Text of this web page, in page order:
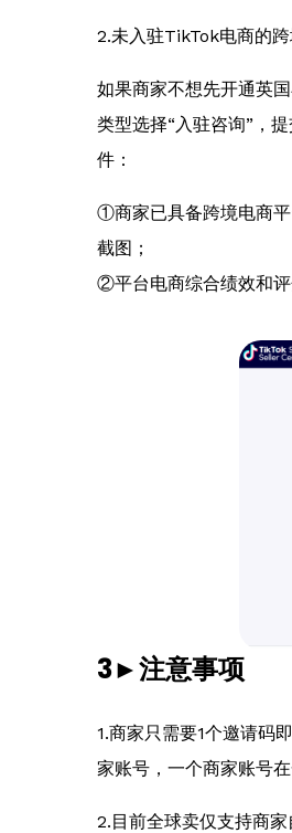
2.未入驻TikTok电商的
如果商家不想先开通英
类型选择“入驻咨询”，
件：
①商家已具备跨境电商
截图；
②平台电商综合绩效和
3►注意事项
1.商家只需要1个邀请码
家账号，一个商家账号
2.目前全球卖仅支持商